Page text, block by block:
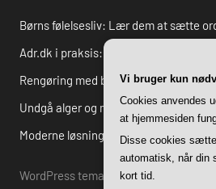
Børns følelsesliv: Lær dem at sætte
Adr.dk i praksis: Succesfulde cases
Rengøring med børn: Sjove tips til at
Undgå alger og mos: Gode råd til
Moderne løsninger i historiske
WordPress tema: Harrison by
Vi bruger kun
Cookies anvendes
at hjemmesiden
Disse cookies
automatisk, når din
kort tid.